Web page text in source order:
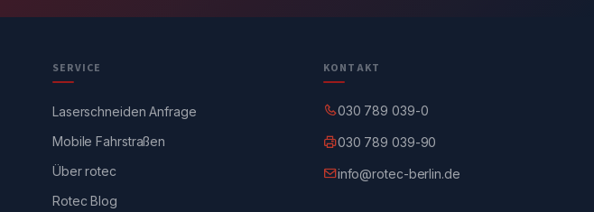
SERVICE
Laserschneiden Anfrage
Mobile Fahrstraßen
Über rotec
Rotec Blog
KONTAKT
030 789 039-0
030 789 039-90
info@rotec-berlin.de